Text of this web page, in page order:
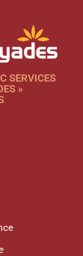
SERVICES
»